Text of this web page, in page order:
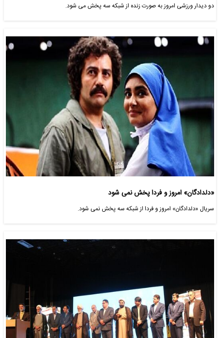
دو دیدار ورزشی امروز به صورت زنده از شبکه سه پخش می شود.
«دلدادگان» امروز و فردا پخش نمی شود
​سریال «دلدادگان» امروز و فردا از شبکه سه پخش نمی شود.